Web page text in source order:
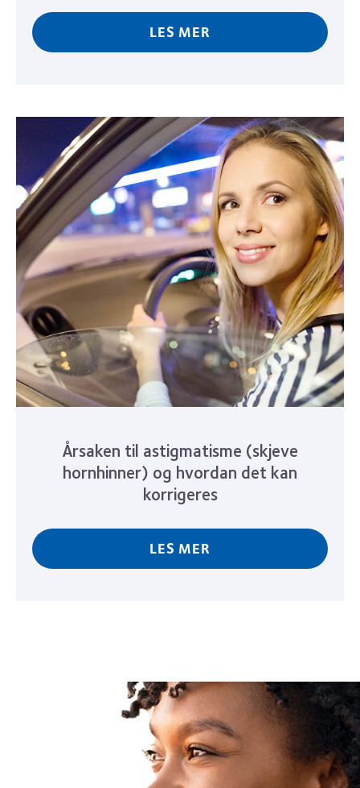
LES MER
Årsaken til astigmatisme (skjeve
hornhinner) og hvordan det kan
korrigeres
LES MER